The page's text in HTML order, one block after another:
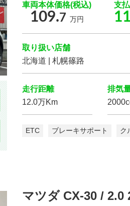
スマートキー
車両本体価格(税込)
109.7 万円
支
取り扱い店舗
北海道 | 札幌篠路
走行距離
12.0万Km
排気
ETC ブレーキサポート ク
マツダ CX-30 / 2.0